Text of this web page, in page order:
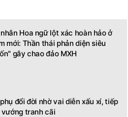
Hoa ngữ lột xác hoàn hảo ở
mới: Thần thái phản diện siêu
gây chao đảo MXH
đổi đời nhờ vai diễn xấu xí, tiếp
tranh cãi